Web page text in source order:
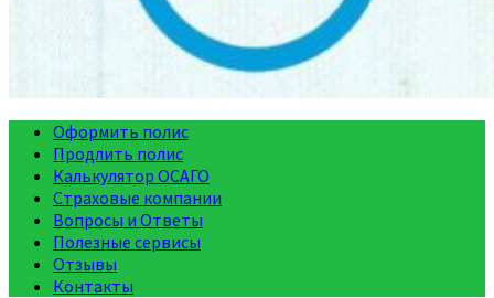
Оформить полис
Продлить полис
Калькулятор ОСАГО
Страховые компании
Вопросы и Ответы
Полезные сервисы
Отзывы
Контакты